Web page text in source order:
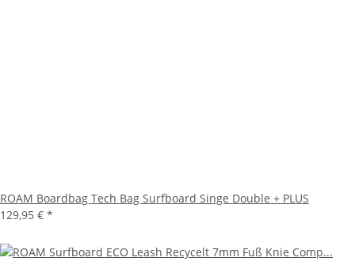
ROAM Boardbag Tech Bag Surfboard Singe Double + PLUS
129,95 € *